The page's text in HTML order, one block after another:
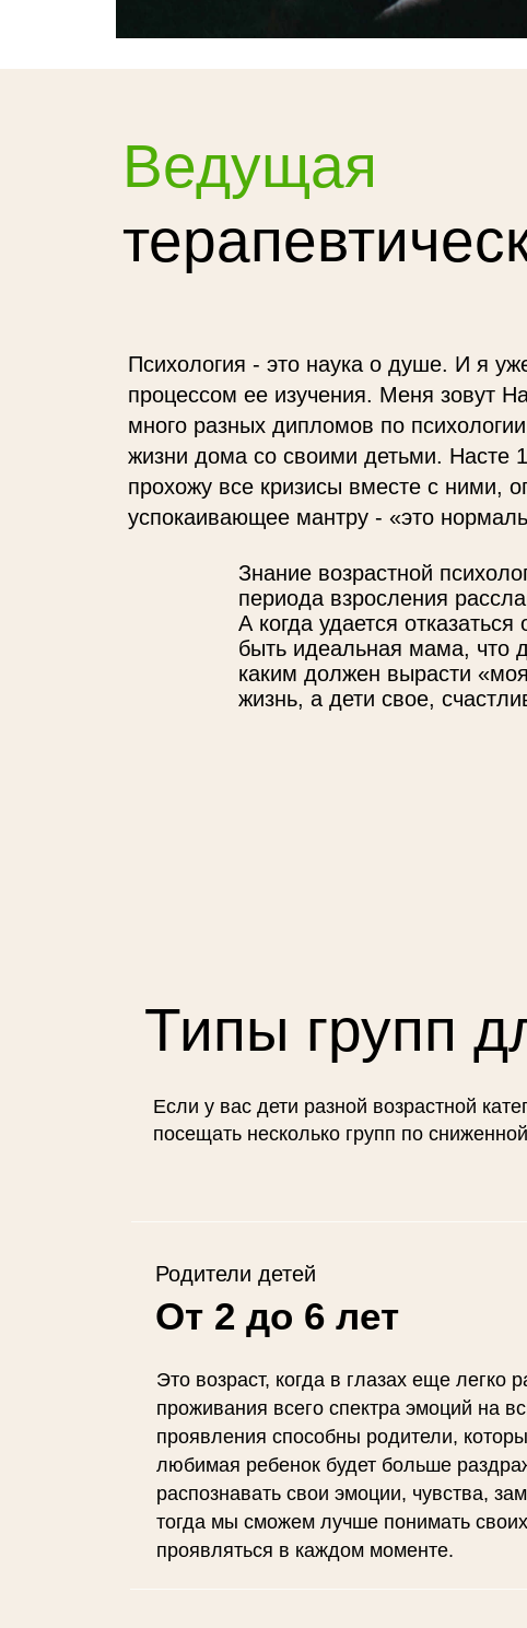
Ведущая
Психология - это наука о душе. И я
процессом ее изучения. Меня зовут
много разных дипломов по
жизни дома со своими детьми. Насте
прохожу все кризисы вместе с ними,
успокаивающее мантру - «это
Знание возрастной
периода взросления
А когда удается
быть идеальная мама, что
каким должен вырасти
жизнь, а дети свое,
Типы групп
Если у вас дети разной возрастной
посещать несколько групп по
Родители детей
От 2 до 6 лет
Это возраст, когда в глазах еще легко
проживания всего спектра эмоций на
проявления способны родители,
любимая ребенок будет больше
распознавать свои эмоции, чувства,
тогда мы сможем лучше понимать
проявляться в каждом моменте.